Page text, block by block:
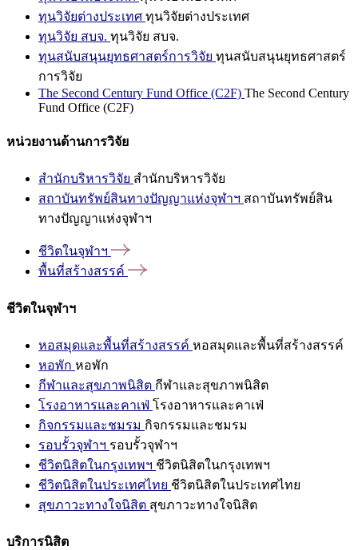
ทุนวิจัยต่างประเทศ ทุนวิจัยต่างประเทศ
ทุนวิจัย สบจ. ทุนวิจัย สบจ.
ทุนสนับสนุนยุทธศาสตร์การวิจัย ทุนสนับสนุนยุทธศาสตร์
การวิจัย
The Second Century Fund Office (C2F) The Second Century
Fund Office (C2F)
หน่วยงานด้านการวิจัย
สำนักบริหารวิจัย สำนักบริหารวิจัย
สถาบันทรัพย์สินทางปัญญาแห่งจุฬาฯ สถาบันทรัพย์สิน
ทางปัญญาแห่งจุฬาฯ
ชีวิตในจุฬาฯ
พื้นที่สร้างสรรค์
ชีวิตในจุฬาฯ
หอสมุดและพื้นที่สร้างสรรค์ หอสมุดและพื้นที่สร้างสรรค์
หอพัก หอพัก
กีฬาและสุขภาพนิสิต กีฬาและสุขภาพนิสิต
โรงอาหารและคาเฟ่ โรงอาหารและคาเฟ่
กิจกรรมและชมรม กิจกรรมและชมรม
รอบรั้วจุฬาฯ รอบรั้วจุฬาฯ
ชีวิตนิสิตในกรุงเทพฯ ชีวิตนิสิตในกรุงเทพฯ
ชีวิตนิสิตในประเทศไทย ชีวิตนิสิตในประเทศไทย
สุขภาวะทางใจนิสิต สุขภาวะทางใจนิสิต
บริการนิสิต